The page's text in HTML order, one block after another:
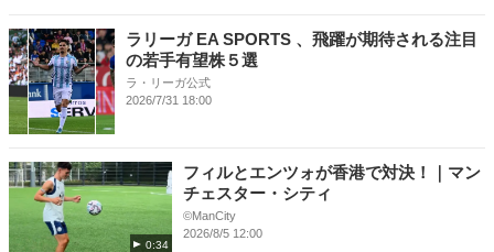
ラリーガ EA SPORTS 、飛躍が期待される注目
の若手有望株５選
ラ・リーガ公式
2026/7/31 18:00
0:34
フィルとエンツォが香港で対決！｜マン
チェスター・シティ
©ManCity
2026/8/5 12:00